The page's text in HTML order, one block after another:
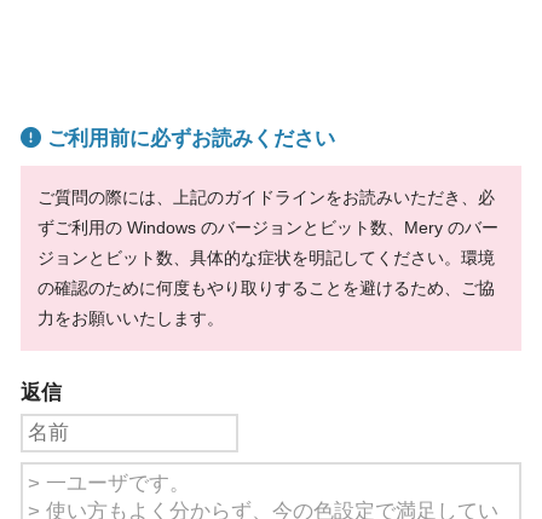
ご利用前に必ずお読みください
ご質問の際には、上記のガイドラインをお読みいただき、必
ずご利用の Windows のバージョンとビット数、Mery のバー
ジョンとビット数、具体的な症状を明記してください。環境
の確認のために何度もやり取りすることを避けるため、ご協
力をお願いいたします。
返信